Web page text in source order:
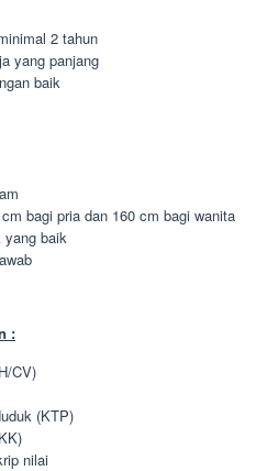
2 tahun
yang panjang
baik
bagi pria dan 160 cm bagi wanita
yang baik
:
CV)
(KTP)
nilai